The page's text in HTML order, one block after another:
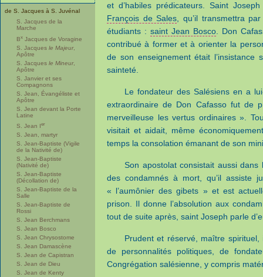
de S. Jacques à S. Juvénal
S. Jacques de la
Marche
Bx Jacques de Voragine
S. Jacques le Majeur,
Apôtre
S. Jacques le Mineur,
Apôtre
S. Janvier et ses
Compagnons
S. Jean, Évangéliste et
Apôtre
S. Jean devant la Porte
Latine
S. Jean Ier
S. Jean, martyr
S. Jean-Baptiste (Vigile
de la Nativité de)
S. Jean-Baptiste
(Nativité de)
S. Jean-Baptiste
(Décollation de)
S. Jean-Baptiste de la
Salle
S. Jean-Baptiste de
Rossi
S. Jean Berchmans
S. Jean Bosco
S. Jean Chrysostome
S. Jean Damascène
S. Jean de Capistran
S. Jean de Dieu
S. Jean de Kenty
et d’habiles prédicateurs. Saint
François de Sales, qu’il transmettra
étudiants : saint Jean Bosco. Don
contribué à former et à orienter la
de son enseignement était
sainteté.
Le fondateur des Salésiens en a
extraordinaire de Don Cafasso fut de
merveilleuse les vertus ordinaires ».
visitait et aidait, même
temps la consolation émanant de son
Son apostolat consistait aussi dans
des condamnés à mort, qu’il assiste
« l’aumônier des gibets » et est
prison. Il donne l’absolution aux
tout de suite après, saint Joseph parle
Prudent et réservé, maître
de personnalités politiques, de
Congrégation salésienne, y compris